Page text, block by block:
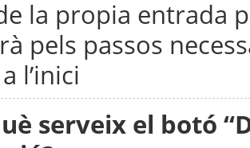
la propia entrada
pels passos
l’inici
serveix el botó